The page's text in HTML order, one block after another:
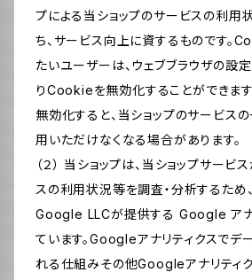
プによる当ショップのサービスの利用
ち、サービス向上に資するものです。
たいユーザーは、ウェブブラウザの設
りCookieを無効化することができま
無効化すると、当ショップのサービス
用いただけなくなる場合があります。
（２） 当ショップは、当ショップサー
スの利用状況等を調査・分析するため
Google LLCが提供する Google アナ
ています。Googleアナリティクスでデ
れる仕組みその他Googleアナリティ